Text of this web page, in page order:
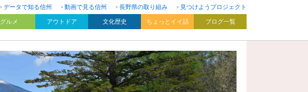
データで知る信州 動画で見る信州 長野県の取り組み
見つけようプロジェクト
グルメ アウトドア 文化歴史 ちょっとイイ話 ブログ一覧